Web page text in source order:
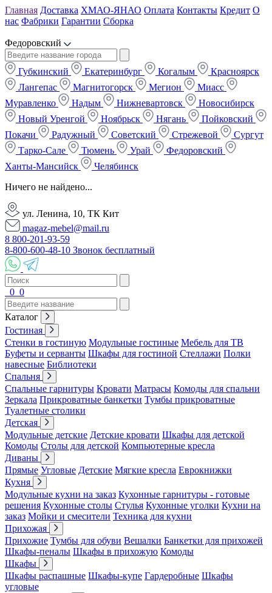
Главная Доставка ХМАО-ЯНАО Оплата Контакты Кредит О
нас Фабрики Гарантии Сборка
Федоровский
Губкинский Екатеринбург Когалым
Красноярск
Лангепас
Магнитогорск Мегион
Миасс
Муравленко
Надым Нижневартовск
Новосибирск
Новый Уренгой
Ноябрьск Нягань
Пойковский
Покачи
Радужный Советский Стрежевой
Сургут
Тарко-Сале
Тюмень Урай
Федоровский
Ханты-Мансийск
Челябинск
Ничего не найдено...
ул. Ленина, 10, ТК Кит
magaz-mebel@mail.ru
8 800-201-93-59
8-800-600-48-10 Звонок бесплатный
0 0
Каталог
Гостиная
Стенки в гостиную Модульные гостиные Мебель для ТВ
Буфеты и серванты Шкафы для гостиной Стеллажи Полки
навесные Библиотеки
Спальня
Спальные гарнитуры Кровати Матрасы Комоды для спальни
Зеркала Прикроватные банкетки Тумбы прикроватные
Туалетные столики
Детская
Модульные детские Детские кровати Шкафы для детской
Комоды Столы для детской Компьютерные кресла
Диваны
Прямые Угловые Детские Мягкие кресла Еврокнижки
Кухня
Модульные кухни на заказ Кухонные гарнитуры - готовые
решения Кухонные столы Стулья Кухонные уголки Кухни на
заказ Мойки и смесители Техника для кухни
Прихожая
Прихожие Тумбы для обуви Вешалки Банкетки для прихожей
Шкафы-пеналы Шкафы в прихожую Комоды
Шкафы
Шкафы распашные Шкафы-купе Гардеробные Шкафы
угловые